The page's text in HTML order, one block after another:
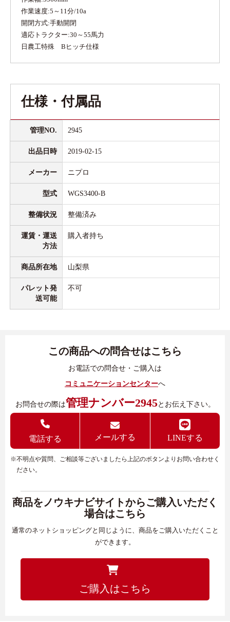
作業速度:5～11分/10a
開閉方式:手動開閉
適応トラクター:30～55馬力
日農工特殊 Bヒッチ仕様
仕様・付属品
管理NO. 2945
出品日時 2019-02-15
メーカー ニプロ
型式 WGS3400-B
整備状況 整備済み
運賃・運送
方法
購入者持ち
商品所在地 山梨県
パレット発
送可能
不可
この商品への問合せはこちら
お電話での問合せ・ご購入は
コミュニケーションセンターへ
お問合せの際は管理ナンバー2945とお伝え下さい。
電話する メールする LINEする
※不明点や質問、ご相談等ございましたら上記のボタンよりお問い合わせく
ださい。
商品をノウキナビサイトからご購入いただく
場合はこちら
通常のネットショッピングと同じように、商品をご購入いただくこと
ができます。
ご購入はこちら